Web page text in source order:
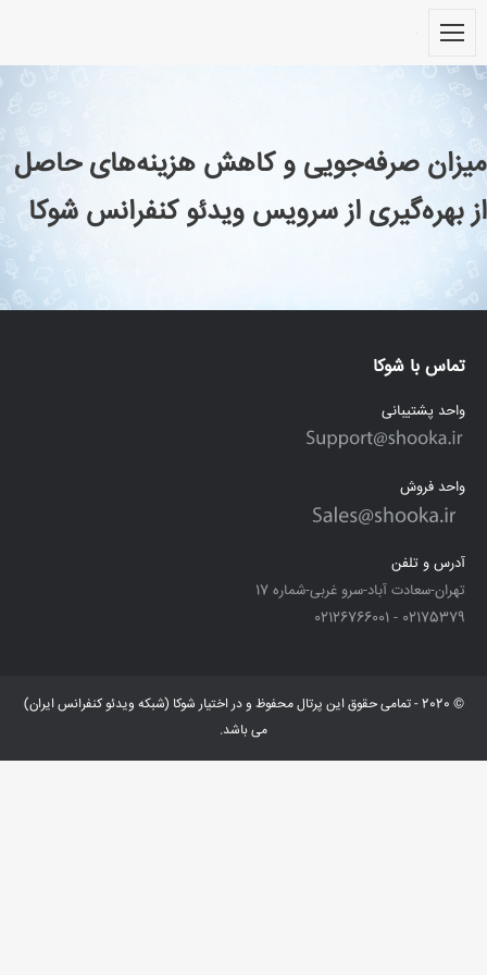
میزان صرفه‌جویی و کاهش هزینه‌های حاصل
از بهره‌گیری از سرویس ویدئو کنفرانس شوکا
تماس با شوکا
واحد پشتیبانی
واحد فروش
آدرس و تلفن
تهران-سعادت آباد-سرو غربی-شماره 17
02175379 - 02126766001
© 2020 - تمامی حقوق این پرتال محفوظ و در اختیار شوکا (شبکه ویدئو کنفرانس ایران)
می باشد.